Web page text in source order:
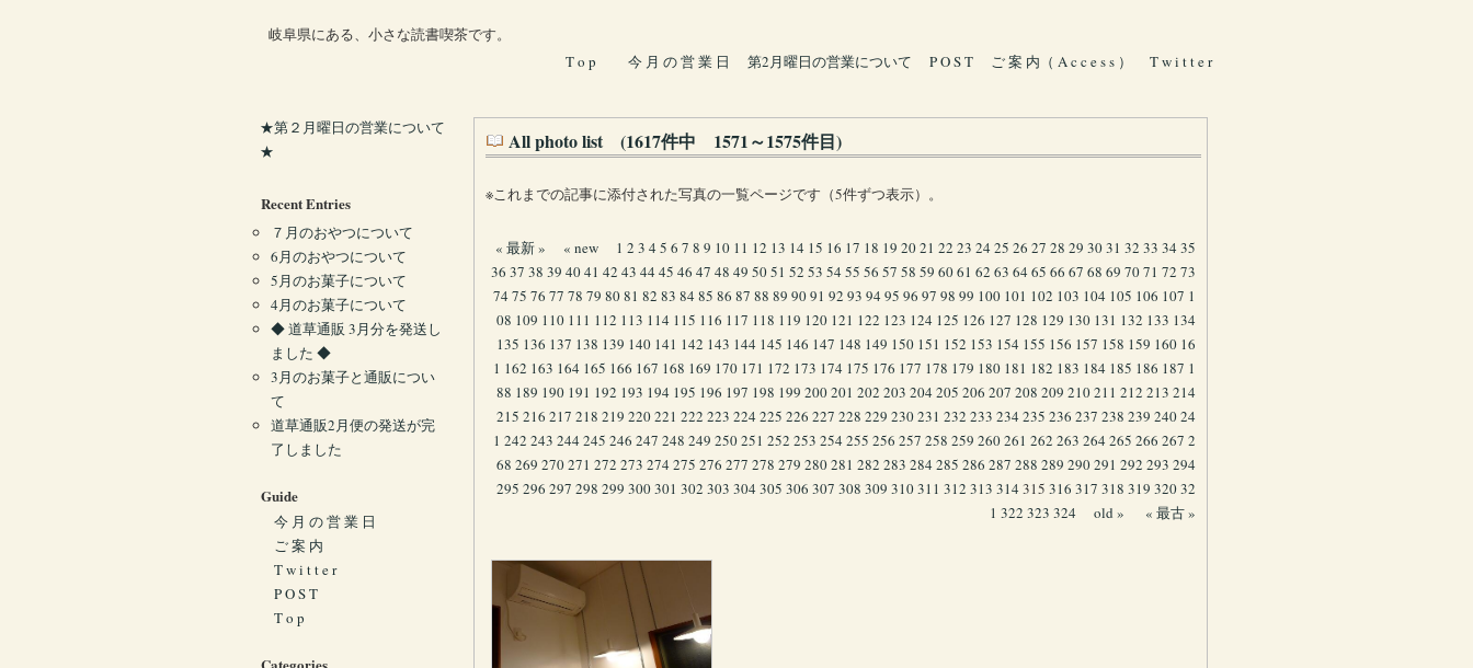
岐阜県にある、小さな読書喫茶です。
T o p
今 月 の 営 業 日 第2月曜日の営業について P O S T ご 案 内（ A c c e s s ） T w i t t e r
All photo list (1617件中 1571～1575件目)
※これまでの記事に添付された写真の一覧ページです（5件ずつ表示）。
« 最新 » « new 1 2 3 4 5 6 7 8 9 10 11 12 13 14 15 16 17 18 19 2021 22 23 24 25 26 27 28 29 3031 32 33 34 35
36 37 38 39 4041 42 43 44 45 46 47 48 49 5051 52 53 54 55 56 57 58 59 6061 62 63 64 65 66 67 68 69 7071 72 73
74 75 76 77 78 79 8081 82 83 84 85 86 87 88 89 9091 92 93 94 95 96 97 98 99 100 101 102 103 104 105 106 107 1
08 109 110 111 112 113 114 115 116 117 118 119 120 121 122 123 124 125 126 127 128 129 130 131 132 133 134
135 136 137 138 139 140 141 142 143 144 145 146 147 148 149 150 151 152 153 154 155 156 157 158 159 160 16
1 162 163 164 165 166 167 168 169 170 171 172 173 174 175 176 177 178 179 180 181 182 183 184 185 186 187 1
88 189 190 191 192 193 194 195 196 197 198 199 200201 202 203 204 205 206 207 208 209 210211 212 213 214
215 216 217 218 219 220221 222 223 224 225 226 227 228 229 230231 232 233 234 235 236 237 238 239 24024
1 242 243 244 245 246 247 248 249 250251 252 253 254 255 256 257 258 259 260261 262 263 264 265 266 267 2
68 269 270271 272 273 274 275 276 277 278 279 280281 282 283 284 285 286 287 288 289 290291 292 293 294
295 296 297 298 299 300301 302 303 304 305 306 307 308 309 310311 312 313 314 315 316 317 318 319 32032
1 322 323 324 old » « 最古 »
★第２月曜日の営業について
★
Recent Entries
７月のおやつについて
6月のおやつについて
5月のお菓子について
4月のお菓子について
◆ 道草通販 3月分を発送し
ました ◆
3月のお菓子と通販につい
て
道草通販2月便の発送が完
了しました
Guide
今 月 の 営 業 日
ご 案 内
T w i t t e r
P O S T
T o p
Categories